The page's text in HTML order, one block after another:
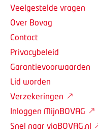
Veelgestelde vragen
Over Bovag
Contact
Privacybeleid
Garantievoorwaarden
Lid worden
Verzekeringen
Inloggen MijnBOVAG
Snel naar viaBOVAG.nl